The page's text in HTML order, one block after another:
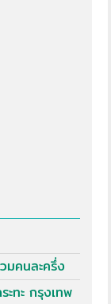
มคนละครึ่ง
ะทะ กรุงเทพ